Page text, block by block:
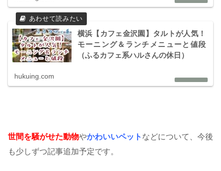
横浜【カフェ金沢園】タルトが人気！
モーニング＆ランチメニューと値段
（ふるカフェ系ハルさんの休日）
hukuing.com
世間を騒がせた動物やかわいいペット などについて、今後
も少しずつ記事追加予定です。